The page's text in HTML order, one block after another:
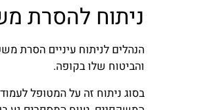
ניתוח להסרת
הנהלים לניתוח עיניים הסרת
והביטוח שלו בקופה.